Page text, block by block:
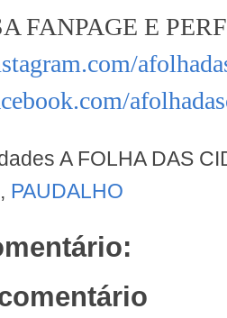
FANPAGE E
A FOLHA DAS
, PAUDALHO